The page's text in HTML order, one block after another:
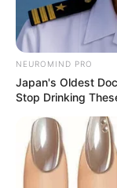
NEUROMIND PRO
Japan's Oldest
Stop Drinking